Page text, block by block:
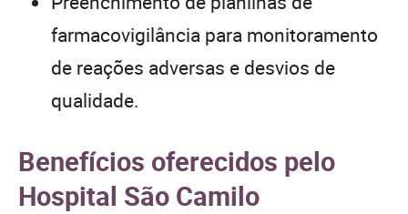
farmacovigilância para monitoramento
de reações adversas e desvios de
qualidade.
Benefícios oferecidos pelo
Hospital São Camilo